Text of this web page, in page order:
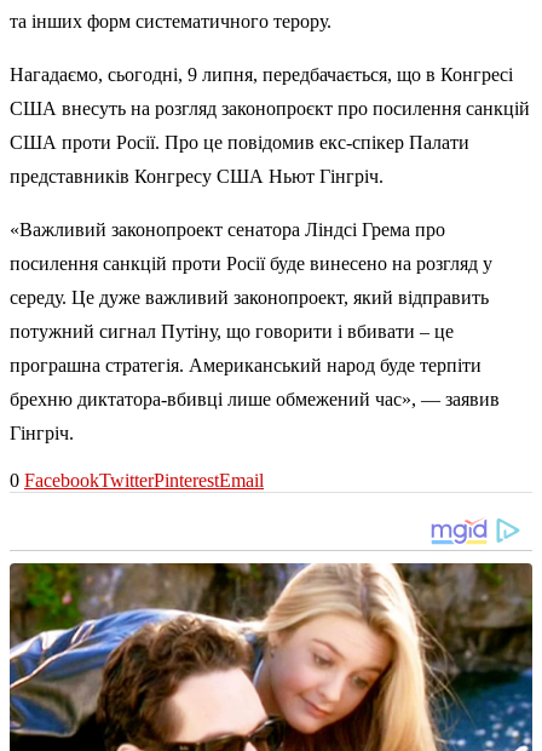
та інших форм систематичного терору.
Нагадаємо, сьогодні, 9 липня, передбачається, що в Конгресі
США внесуть на розгляд законопроєкт про посилення санкцій
США проти Росії. Про це повідомив екс-спікер Палати
представників Конгресу США Ньют Гінгріч.
«Важливий законопроект сенатора Ліндсі Грема про
посилення санкцій проти Росії буде винесено на розгляд у
середу. Це дуже важливий законопроект, який відправить
потужний сигнал Путіну, що говорити і вбивати – це
програшна стратегія. Американський народ буде терпіти
брехню диктатора-вбивці лише обмежений час», — заявив
Гінгріч.
0 FacebookTwitterPinterestEmail